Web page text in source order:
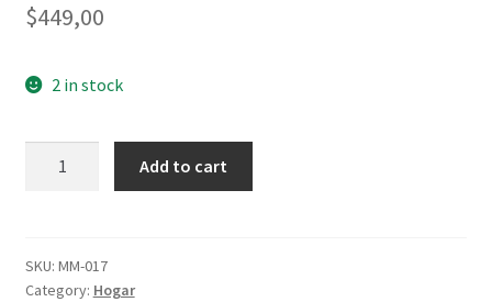
$449,00
2 in stock
Add to cart
SKU: MM-017
Category: Hogar